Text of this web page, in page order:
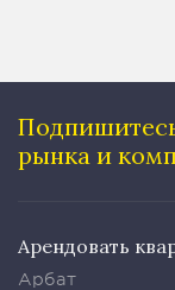
рынка и
Арендовать
Арбат